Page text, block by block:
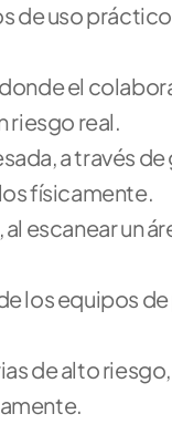
de uso
el
riesgo real.
a través
físicamente.
escanear un
los equipos
de alto